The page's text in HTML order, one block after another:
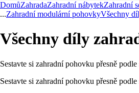
DomůZahradaZahradní nábytekZahradní
...Zahradní modulární pohovkyVšechny
Všechny díly
Sestavte si zahradní pohovku přesně
Sestavte si zahradní pohovku přesně